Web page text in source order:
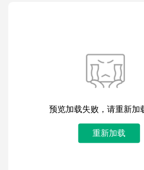
预览加载失败，请重新加
重新加载